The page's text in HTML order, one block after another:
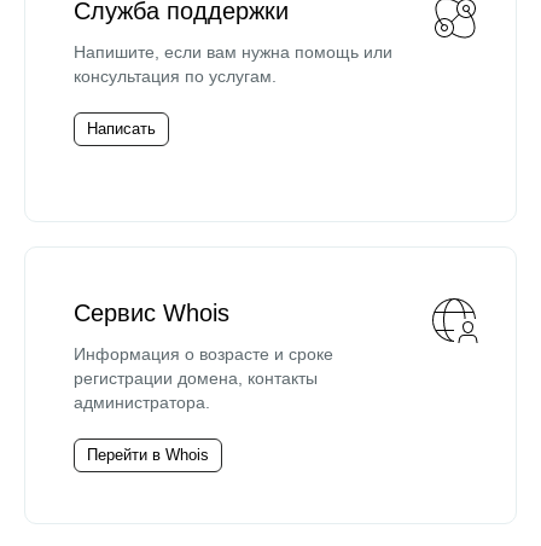
Служба поддержки
Напишите, если вам нужна помощь или
консультация по услугам.
Написать
Сервис Whois
Информация о возрасте и сроке
регистрации домена, контакты
администратора.
Перейти в Whois